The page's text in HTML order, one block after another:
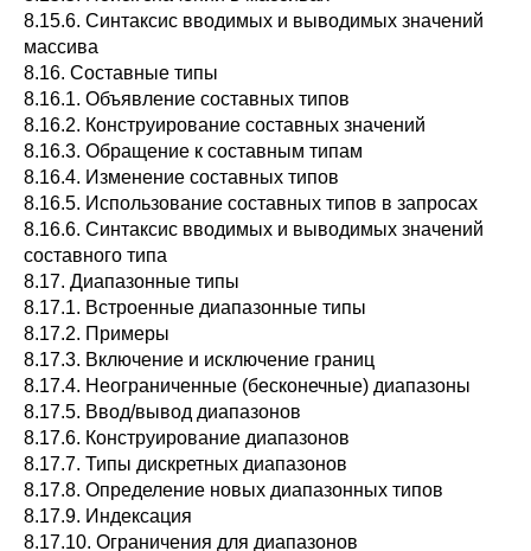
8.15.6. Синтаксис вводимых и выводимых значений
массива
8.16. Составные типы
8.16.1. Объявление составных типов
8.16.2. Конструирование составных значений
8.16.3. Обращение к составным типам
8.16.4. Изменение составных типов
8.16.5. Использование составных типов в запросах
8.16.6. Синтаксис вводимых и выводимых значений
составного типа
8.17. Диапазонные типы
8.17.1. Встроенные диапазонные типы
8.17.2. Примеры
8.17.3. Включение и исключение границ
8.17.4. Неограниченные (бесконечные) диапазоны
8.17.5. Ввод/вывод диапазонов
8.17.6. Конструирование диапазонов
8.17.7. Типы дискретных диапазонов
8.17.8. Определение новых диапазонных типов
8.17.9. Индексация
8.17.10. Ограничения для диапазонов